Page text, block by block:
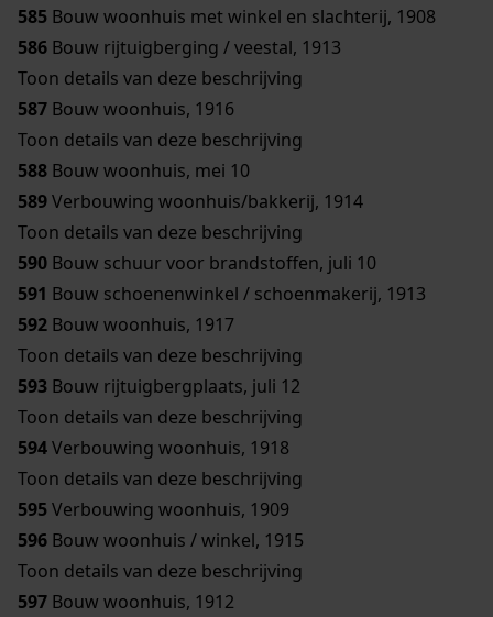
585 Bouw woonhuis met winkel en slachterij, 1908
586 Bouw rijtuigberging / veestal, 1913
Toon details van deze beschrijving
587 Bouw woonhuis, 1916
Toon details van deze beschrijving
588 Bouw woonhuis, mei 10
589Verbouwing woonhuis/bakkerij, 1914
Toon details van deze beschrijving
590 Bouw schuur voor brandstoffen, juli 10
591 Bouw schoenenwinkel / schoenmakerij, 1913
592 Bouw woonhuis, 1917
Toon details van deze beschrijving
593 Bouw rijtuigbergplaats, juli 12
Toon details van deze beschrijving
594Verbouwing woonhuis, 1918
Toon details van deze beschrijving
595Verbouwing woonhuis, 1909
596 Bouw woonhuis / winkel, 1915
Toon details van deze beschrijving
597 Bouw woonhuis, 1912